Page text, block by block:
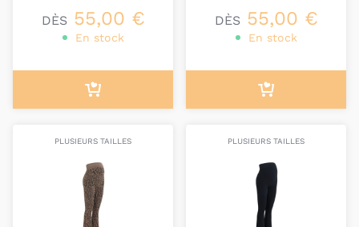
DÈS 55,00 €
En stock
DÈS 55,00 €
En stock
PLUSIEURS TAILLES PLUSIEURS TAILLES